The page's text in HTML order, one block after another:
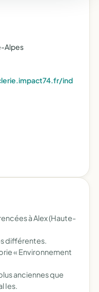
Alpes
ind
à Alex (Haute-
différentes.
« Environnement
anciennes que
Ies.